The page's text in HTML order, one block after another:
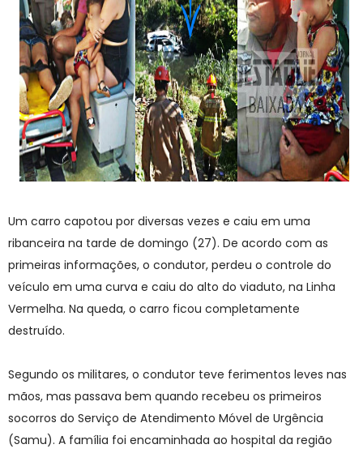
Um carro capotou por diversas vezes e caiu em uma
ribanceira na tarde de domingo (27). De acordo com as
primeiras informações, o condutor, perdeu o controle do
veículo em uma curva e caiu do alto do viaduto, na Linha
Vermelha. Na queda, o carro ficou completamente
destruído.
Segundo os militares, o condutor teve ferimentos leves nas
mãos, mas passava bem quando recebeu os primeiros
socorros do Serviço de Atendimento Móvel de Urgência
(Samu). A família foi encaminhada ao hospital da região